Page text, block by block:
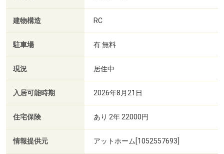
建物構造 RC
駐車場 有 無料
現況 居住中
入居可能時期 2026年8月21日
住宅保険 あり 2年 22000円
情報提供元 アットホーム[1052557693]